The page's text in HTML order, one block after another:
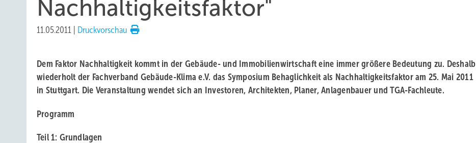
Nachhaltigkeitsfaktor"
11.05.2011 Druckvorschau
Dem Faktor Nachhaltigkeit kommt in der Gebäude- und Immobilienwirtschaft eine immer größere Bedeutung zu. Deshalb
wiederholt der Fachverband Gebäude-Klima e.V. das Symposium Behaglichkeit als Nachhaltigkeitsfaktor am 25. Mai 2011
in Stuttgart. Die Veranstaltung wendet sich an Investoren, Architekten, Planer, Anlagenbauer und TGA-Fachleute.
Programm
Teil 1: Grundlagen